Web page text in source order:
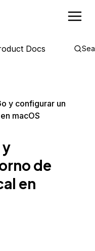
Docs
y configurar un
macOS
de
en